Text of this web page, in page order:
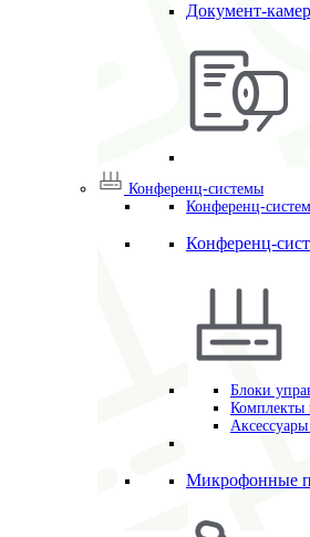
Документ-
Конференц-системы
Конференц-
Конференц-
Блоки
Комплекты
Микрофонные